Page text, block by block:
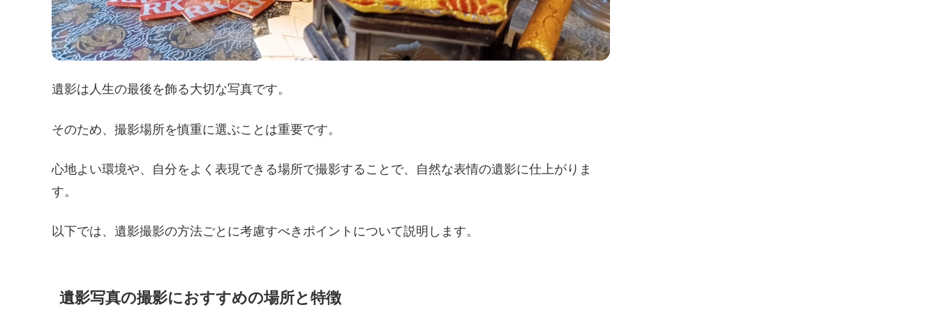
遺影は人生の最後を飾る大切な写真です。
そのため、撮影場所を慎重に選ぶことは重要です。
心地よい環境や、自分をよく表現できる場所で撮影することで、自然な表情の遺影に仕上がりま
す。
以下では、遺影撮影の方法ごとに考慮すべきポイントについて説明します。
遺影写真の撮影におすすめの場所と特徴